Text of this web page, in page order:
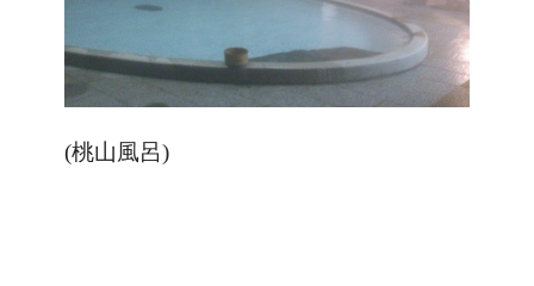
(桃山風呂)